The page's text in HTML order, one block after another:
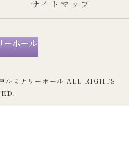
サイトマップ
ルミナリーホール ALL RIGHTS